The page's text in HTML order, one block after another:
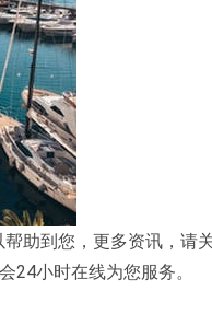
助到您，更多资讯，请
24小时在线为您服务。